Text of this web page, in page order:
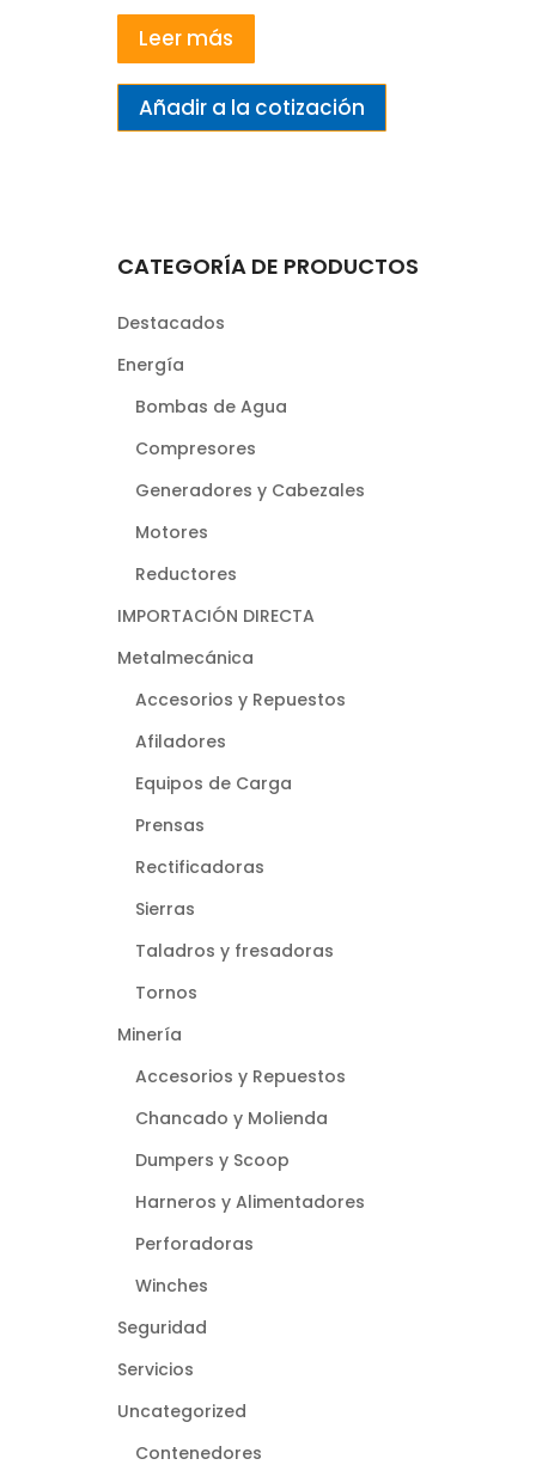
Leer más
Añadir a la cotización
CATEGORÍA DE PRODUCTOS
Destacados
Energía
Bombas de Agua
Compresores
Generadores y Cabezales
Motores
Reductores
IMPORTACIÓN DIRECTA
Metalmecánica
Accesorios y Repuestos
Afiladores
Equipos de Carga
Prensas
Rectificadoras
Sierras
Taladros y fresadoras
Tornos
Minería
Accesorios y Repuestos
Chancado y Molienda
Dumpers y Scoop
Harneros y Alimentadores
Perforadoras
Winches
Seguridad
Servicios
Uncategorized
Contenedores